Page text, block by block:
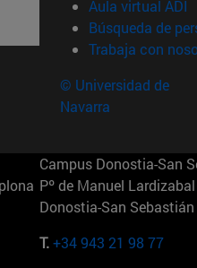
Aula virtual ADI
Búsqueda de
Trabaja con
© Universidad de
Navarra
Campus Donostia-San
Pº de Manuel
Donostia-San Sebastián
T.+34 943 21 98 77